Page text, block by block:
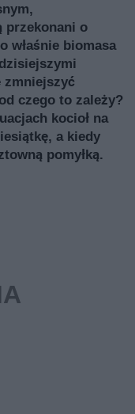
przekonani o
właśnie biomasa
zmniejszyć
czego to zależy?
kocioł na
a kiedy
pomyłką.